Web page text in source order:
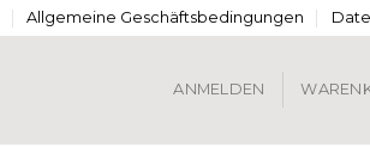
Allgemeine Geschäftsbedingungen
ANMELDEN